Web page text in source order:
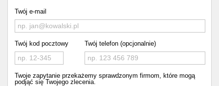
Twój e-mail
Twój kod pocztowy Twój telefon (opcjonalnie)
Twoje zapytanie przekażemy sprawdzonym firmom, które mogą
podjąć się Twojego zlecenia.